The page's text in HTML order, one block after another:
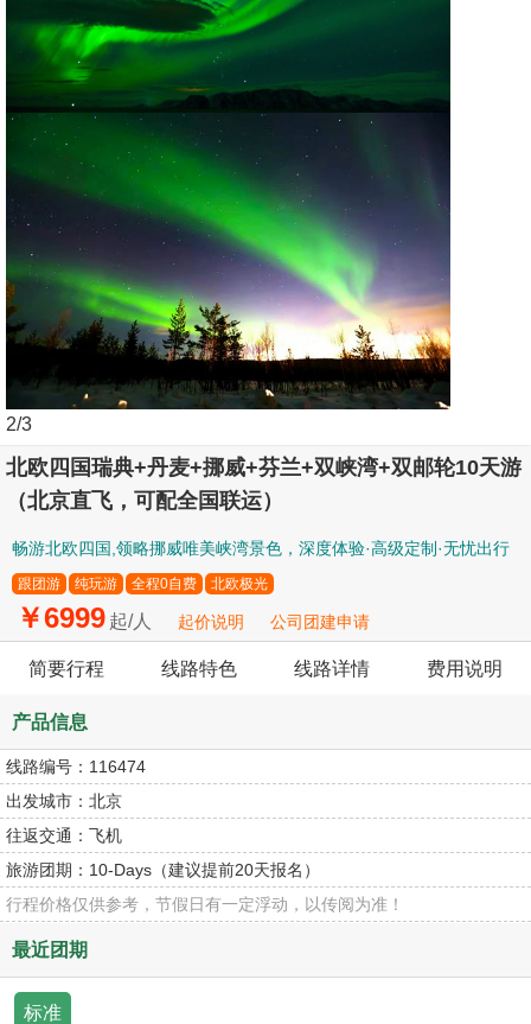
3/3
北欧四国瑞典+丹麦+挪威+芬兰+双峡湾+双邮轮10天游
（北京直飞，可配全国联运）
畅游北欧四国,领略挪威唯美峡湾景色，深度体验·高级定制·无忧出行
跟团游 纯玩游 全程0自费 北欧极光
￥6999 起/人 起价说明 公司团建申请
简要行程 线路特色 线路详情 费用说明
产品信息
线路编号： 116474
出发城市： 北京
往返交通： 飞机
旅游团期： 10-Days（建议提前20天报名）
行程价格仅供参考，节假日有一定浮动，以传阅为准！
最近团期
标准